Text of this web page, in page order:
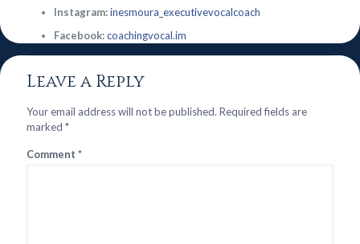
Instagram:inesmoura_executivevocalcoach
Facebook:coachingvocal.im
Leave a Reply
Your email address will not be published. Required fields are
marked *
Comment *